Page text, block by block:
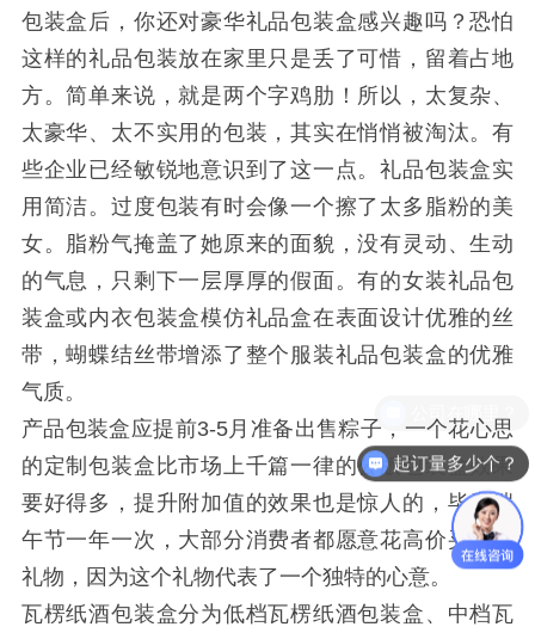
包装盒后，你还对豪华礼品包装盒感兴趣吗？恐怕
这样的礼品包装放在家里只是丢了可惜，留着占地
方。简单来说，就是两个字鸡肋！所以，太复杂、
太豪华、太不实用的包装，其实在悄悄被淘汰。有
些企业已经敏锐地意识到了这一点。礼品包装盒实
用简洁。过度包装有时会像一个擦了太多脂粉的美
女。脂粉气掩盖了她原来的面貌，没有灵动、生动
的气息，只剩下一层厚厚的假面。有的女装礼品包
装盒或内衣包装盒模仿礼品盒在表面设计优雅的丝
带，蝴蝶结丝带增添了整个服装礼品包装盒的优雅
气质。
产品包装盒应提前3-5月准备出售粽子，一个花心思
的定制包装盒比市场上千篇一律的公版包装盒效果
要好得多，提升附加值的效果也是惊人的，毕竟端
午节一年一次，大部分消费者都愿意花高价买这个
礼物，因为这个礼物代表了一个独特的心意。
瓦楞纸酒包装盒分为低档瓦楞纸酒包装盒、中档瓦
起订量多少个？